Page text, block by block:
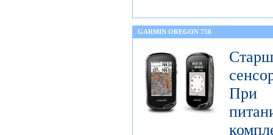
GARMIN OREGON 750
При